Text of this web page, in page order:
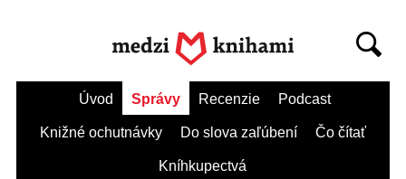
Úvod Správy Recenzie Podcast
Knižné ochutnávky Do slova zaľúbení Čo čítať
Kníhkupectvá